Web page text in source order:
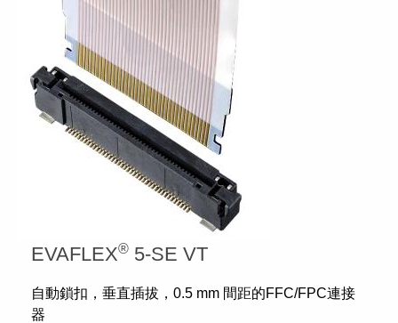
EVAFLEX® 5-SE VT
自動鎖扣，垂直插拔，0.5 mm 間距的FFC/FPC連接
器